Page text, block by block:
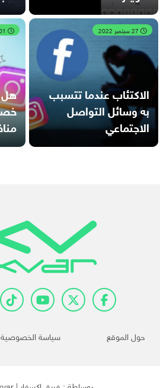
الاكتئاب عندما تتسبب
به وسائل التواصل
الاجتماعي
هل
حول الموقع سياسة الخصوصية